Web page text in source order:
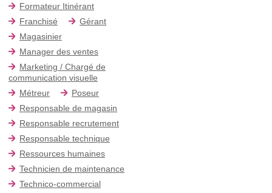
Formateur Itinérant
Franchisé
Gérant
Magasinier
Manager des ventes
Marketing / Chargé de
communication visuelle
Métreur
Poseur
Responsable de magasin
Responsable recrutement
Responsable technique
Ressources humaines
Technicien de maintenance
Technico-commercial